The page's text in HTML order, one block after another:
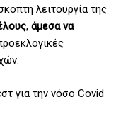
λειτουργία της
άμεσα να
για την νόσο Covid